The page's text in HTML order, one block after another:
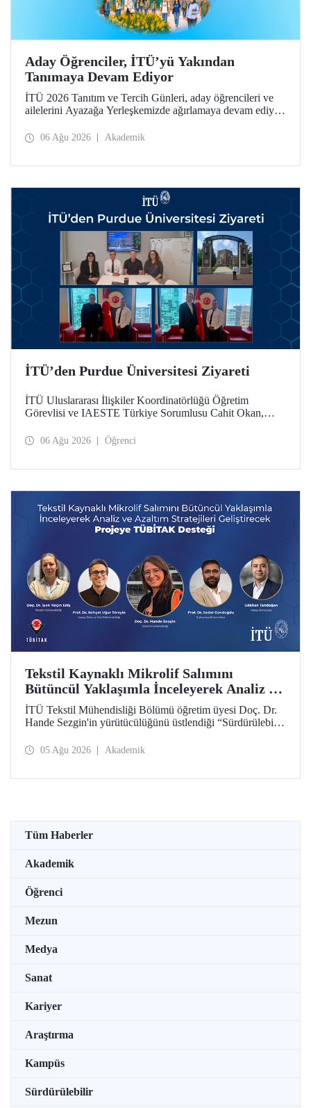
Aday Öğrenciler, İTÜ’yü Yakından
Tanımaya Devam Ediyor
İTÜ 2026 Tanıtım ve Tercih Günleri, aday öğrencileri ve
ailelerini Ayazağa Yerleşkemizde ağırlamaya devam ediyor.
ilgili fakülte ve birimler adaylara bilgi vermeye devam
06 Ağu 2026 Akademik
İTÜ’den Purdue Üniversitesi Ziyareti
İTÜ Uluslararası İlişkiler Koordinatörlüğü Öğretim
Görevlisi ve IAESTE Türkiye Sorumlusu Cahit Okan,
Temmuz tarihlerinde ABD’de dünyanın önde gelen
06 Ağu 2026 Öğrenci
Tekstil Kaynaklı Mikrolif Salımını
Bütüncül Yaklaşımla İnceleyerek Analiz ve
Azaltım Stratejileri Geliştirecek Projeye
TÜBİTAK Desteği
İTÜ Tekstil Mühendisliği Bölümü öğretim üyesi Doç. Dr.
Hande Sezgin'in yürütücülüğünü üstlendiği “Sürdürülebilir
Koşullarına Bağlı Mikrolif Salımı: Aşınma, UV Maruziyeti
05 Ağu 2026 Akademik
Tüm Haberler
Akademik
Öğrenci
Mezun
Medya
Sanat
Kariyer
Araştırma
Kampüs
Sürdürülebilir